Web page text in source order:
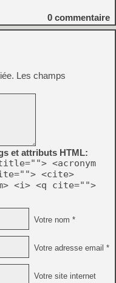
0 commentaire
Les champs
et attributs HTML:
<acronym
<cite>
<i> <q cite="">
Votre nom *
Votre adresse email *
Votre site internet